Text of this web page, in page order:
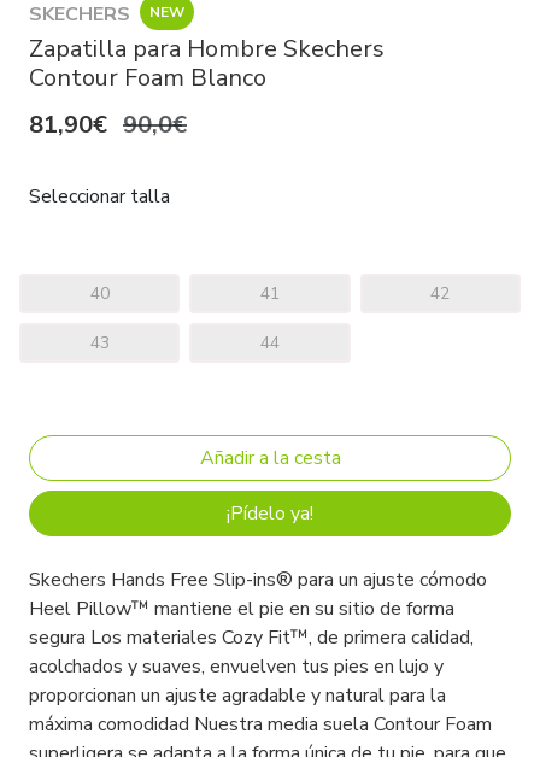
SKECHERS NEW
Zapatilla para Hombre Skechers
Contour Foam Blanco
81,90€ 90,0€
Seleccionar talla
40 41 42
43 44
¡Pídelo ya!
Skechers Hands Free Slip-ins® para un ajuste cómodo
Heel Pillow™ mantiene el pie en su sitio de forma
segura Los materiales Cozy Fit™, de primera calidad,
acolchados y suaves, envuelven tus pies en lujo y
proporcionan un ajuste agradable y natural para la
máxima comodidad Nuestra media suela Contour Foam